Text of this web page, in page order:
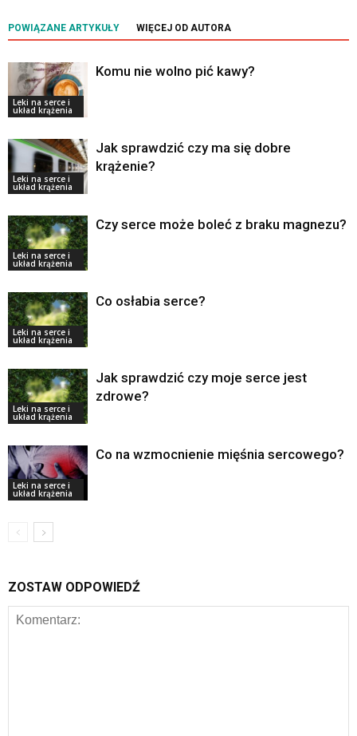
POWIĄZANE ARTYKUŁY WIĘCEJ OD AUTORA
Leki na serce i
układ krążenia
Komu nie wolno pić kawy?
Leki na serce i
układ krążenia
Jak sprawdzić czy ma się dobre
krążenie?
Leki na serce i
układ krążenia
Czy serce może boleć z braku magnezu?
Leki na serce i
układ krążenia
Co osłabia serce?
Leki na serce i
układ krążenia
Jak sprawdzić czy moje serce jest
zdrowe?
Leki na serce i
układ krążenia
Co na wzmocnienie mięśnia sercowego?
ZOSTAW ODPOWIEDŹ